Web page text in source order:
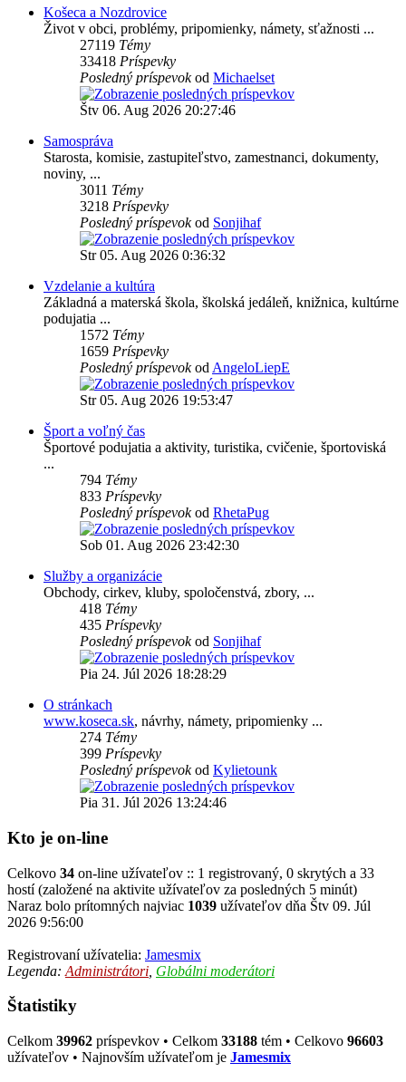
Košeca a Nozdrovice
Život v obci, problémy, pripomienky, námety, sťažnosti ...
27119 Témy
33418 Príspevky
Posledný príspevokod Michaelset
Štv 06. Aug 2026 20:27:46
Samospráva
Starosta, komisie, zastupiteľstvo, zamestnanci, dokumenty,
noviny, ...
3011 Témy
3218 Príspevky
Posledný príspevokod Sonjihaf
Str 05. Aug 2026 0:36:32
Vzdelanie a kultúra
Základná a materská škola, školská jedáleň, knižnica, kultúrne
podujatia ...
1572 Témy
1659 Príspevky
Posledný príspevokod AngeloLiepE
Str 05. Aug 2026 19:53:47
Šport a voľný čas
Športové podujatia a aktivity, turistika, cvičenie, športoviská
...
794 Témy
833 Príspevky
Posledný príspevokod RhetaPug
Sob 01. Aug 2026 23:42:30
Služby a organizácie
Obchody, cirkev, kluby, spoločenstvá, zbory, ...
418 Témy
435 Príspevky
Posledný príspevokod Sonjihaf
Pia 24. Júl 2026 18:28:29
O stránkach
www.koseca.sk, návrhy, námety, pripomienky ...
274 Témy
399 Príspevky
Posledný príspevokod Kylietounk
Pia 31. Júl 2026 13:24:46
Kto je on-line
Celkovo 34 on-line užívateľov :: 1 registrovaný, 0 skrytých a 33
hostí (založené na aktivite užívateľov za posledných 5 minút)
Naraz bolo prítomných najviac 1039 užívateľov dňa Štv 09. Júl
2026 9:56:00
Registrovaní užívatelia: Jamesmix
Legenda: Administrátori Globálni moderátori
Štatistiky
Celkom 39962 príspevkov • Celkom 33188 tém • Celkovo 96603
užívateľov • Najnovším užívateľom je Jamesmix